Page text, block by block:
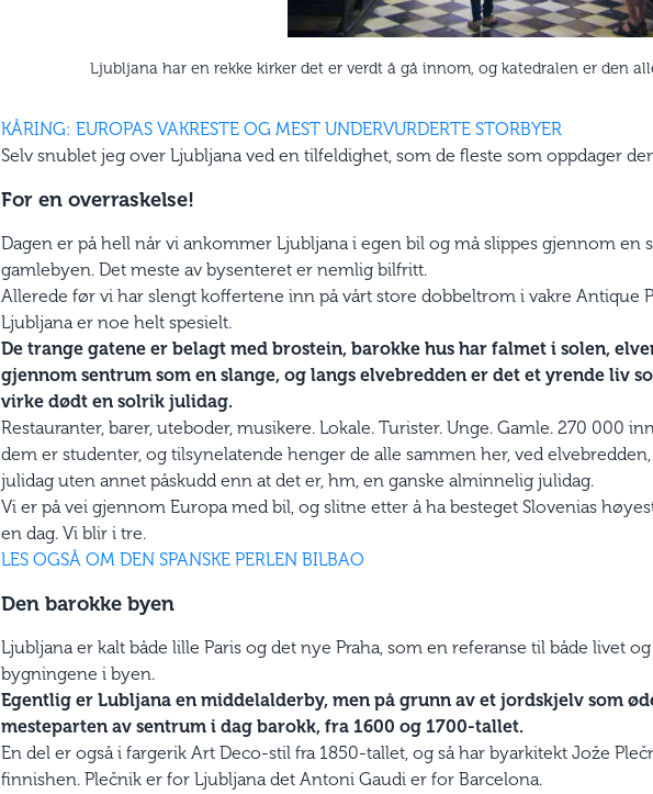
Ljubljana har en rekke kirker det er verdt å gå innom, og katedralen er den
KÅRING: EUROPAS VAKRESTE OG MEST UNDERVURDERTE STORBYER
Selv snublet jeg over Ljubljana ved en tilfeldighet, som de fleste som oppdager
For en overraskelse!
Dagen er på hell når vi ankommer Ljubljana i egen bil og må slippes gjennom en
gamlebyen. Det meste av bysenteret er nemlig bilfritt.
Allerede før vi har slengt koffertene inn på vårt store dobbeltrom i vakre Antique
Ljubljana er noe helt spesielt.
De trange gatene er belagt med brostein, barokke hus har falmet i solen,
gjennom sentrum som en slange, og langs elvebredden er det et yrende liv
virke dødt en solrik julidag.
Restauranter, barer, uteboder, musikere. Lokale. Turister. Unge. Gamle. 270 000
dem er studenter, og tilsynelatende henger de alle sammen her, ved
julidag uten annet påskudd enn at det er, hm, en ganske alminnelig julidag.
Vi er på vei gjennom Europa med bil, og slitne etter å ha besteget Slovenias
en dag. Vi blir i tre.
LES OGSÅ OM DEN SPANSKE PERLEN BILBAO
Den barokke byen
Ljubljana er kalt både lille Paris og det nye Praha, som en referanse til både livet
bygningene i byen.
Egentlig er Lubljana en middelalderby, men på grunn av et jordskjelv som
mesteparten av sentrum i dag barokk, fra 1600 og 1700-tallet.
En del er også i fargerik Art Deco-stil fra 1850-tallet, og så har byarkitekt Jože
finnishen. Plečnik er for Ljubljana det Antoni Gaudi er for Barcelona.